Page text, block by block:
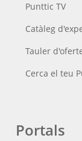
Punttic TV
Catàleg
Tauler
Cerca el teu
Portals